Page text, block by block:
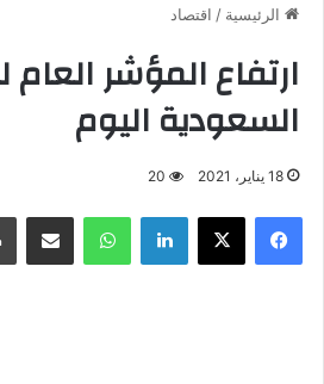
الرئيسية / اقتصاد
ارتفاع المؤشر
السعودية اليوم
18 يناير، 2021 20
فيسبوك X لينكدإن واتساب مشاركة عبر